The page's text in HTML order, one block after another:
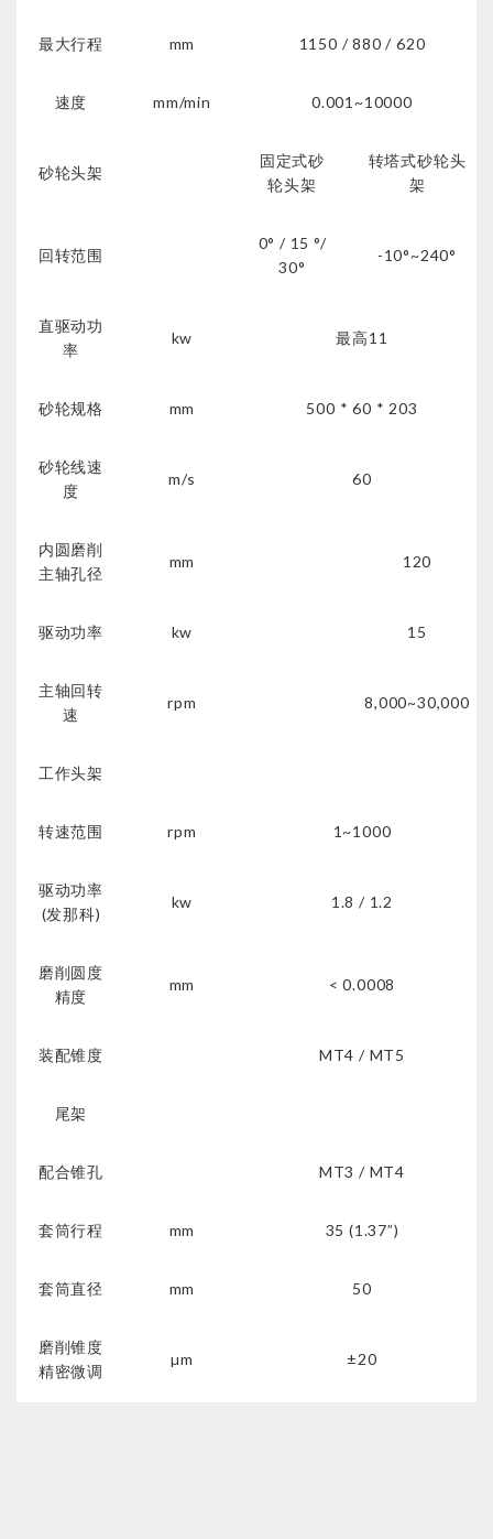
最大行程 mm 1150 / 880 / 620
速度 mm/min 0.001~10000
砂轮头架
固定式砂
轮头架
转塔式砂轮头
架
回转范围
0° / 15 °/
30°
-10°~240°
直驱动功
率
kw 最高11
砂轮规格 mm 500 * 60 * 203
砂轮线速
度
m/s 60
内圆磨削
主轴孔径
mm 120
驱动功率 kw 15
主轴回转
速
rpm 8,000~30,000
工作头架
转速范围 rpm 1~1000
驱动功率
(发那科)
kw 1.8 / 1.2
磨削圆度
精度
mm < 0.0008
装配锥度 MT4 / MT5
尾架
配合锥孔 MT3 / MT4
套筒行程 mm 35 (1.37”)
套筒直径 mm 50
磨削锥度
精密微调
µm ±20